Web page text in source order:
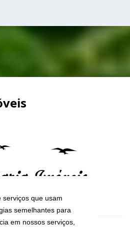
serviços que usam
semelhantes para
em nossos serviços,